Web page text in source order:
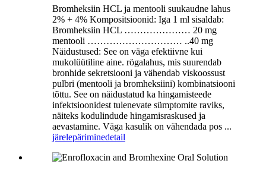
Bromheksiin HCL ja mentooli suukaudne lahus
2% + 4% Kompositsioonid: Iga 1 ml sisaldab:
Bromheksiin HCL ………………… 20 mg
mentooli ………………………… ..40 mg
Näidustused: See on väga efektiivne kui
mukolüütiline aine. rögalahus, mis suurendab
bronhide sekretsiooni ja vähendab viskoossust
pulbri (mentooli ja bromheksiini) kombinatsiooni
tõttu. See on näidustatud ka hingamisteede
infektsioonidest tulenevate sümptomite raviks,
näiteks kodulindude hingamisraskused ja
aevastamine. Väga kasulik on vähendada pos ...
järelepäriminedetail